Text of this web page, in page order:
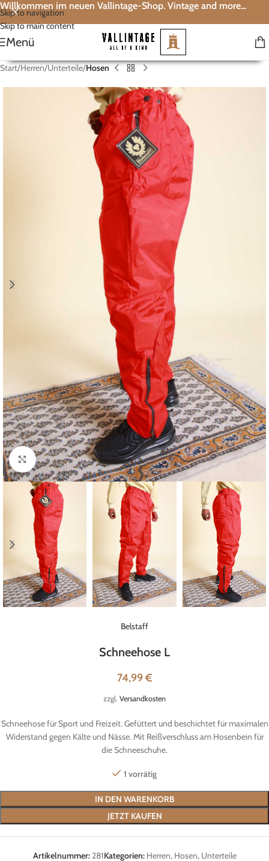
Skip to navigation
Skip to main content
Willkommen im neuen Vallintage-Shop. Vintage and more...
Menü
Start Herren Unterteile Hosen
Klick zum Vergrößern
Belstaff
Schneehose L
74,99€
zzgl. Versandkosten
Schneehose für Sport und Freizeit. Gefüttert und beschichtet für maximalen
Widerstand gegen Kälte und Nässe. Mit Reißverschluss am Hosenbein für
die Schneeschuhe.
1 vorrätig
IN DEN WARENKORB
JETZT KAUFEN
Artikelnummer: 281Kategorien: Herren, Hosen, Unterteile